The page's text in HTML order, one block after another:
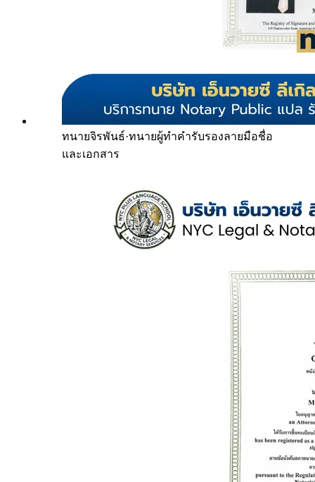
ทนายจิรพันธ์·ทนายผู้ทำคำรับรองลายมือชื่อ
และเอกสาร